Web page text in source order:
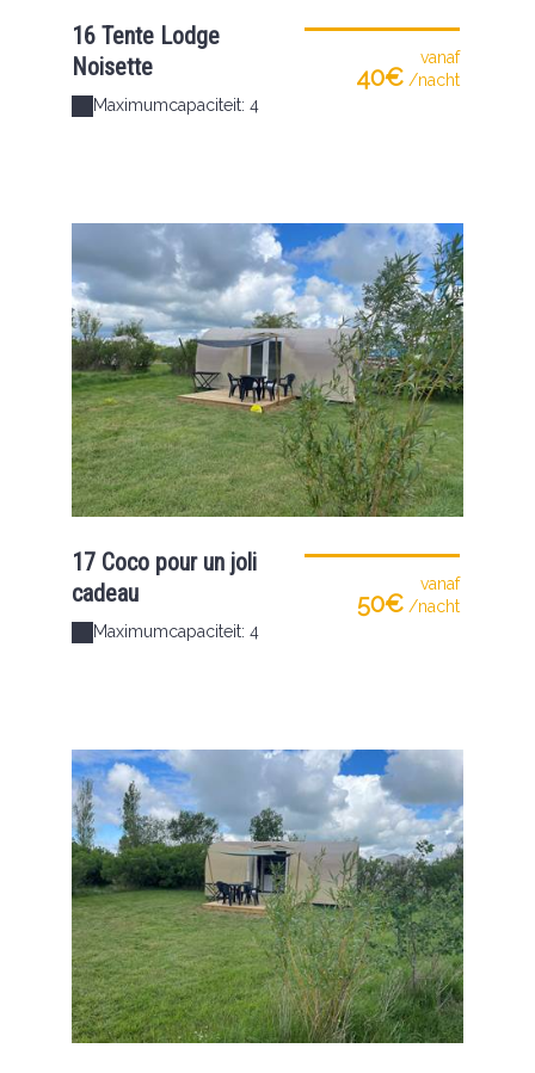
16 Tente Lodge
Noisette
Maximumcapaciteit: 4
vanaf
40€ /nacht
17 Coco pour un joli
cadeau
Maximumcapaciteit: 4
vanaf
50€ /nacht